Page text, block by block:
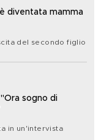
diventata mamma
del secondo figlio
"Ora sogno di
in un'intervista